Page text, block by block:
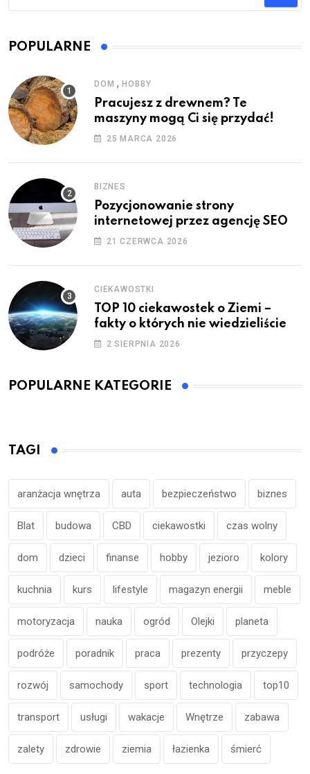
POPULARNE
DOM ,HOBBY
Pracujesz z drewnem? Te
maszyny mogą Ci się przydać!
25 MARCA 2026
BIZNES
Pozycjonowanie strony
internetowej przez agencję SEO
21 CZERWCA 2026
CIEKAWOSTKI
TOP 10 ciekawostek o Ziemi –
fakty o których nie wiedzieliście
2 SIERPNIA 2026
POPULARNE KATEGORIE
TAGI
aranżacja wnętrza auta bezpieczeństwo biznes
Blat budowa CBD ciekawostki czas wolny
dom dzieci finanse hobby jezioro kolory
kuchnia kurs lifestyle magazyn energii meble
motoryzacja nauka ogród Olejki planeta
podróże poradnik praca prezenty przyczepy
rozwój samochody sport technologia top10
transport usługi wakacje Wnętrze zabawa
zalety zdrowie ziemia łazienka śmierć